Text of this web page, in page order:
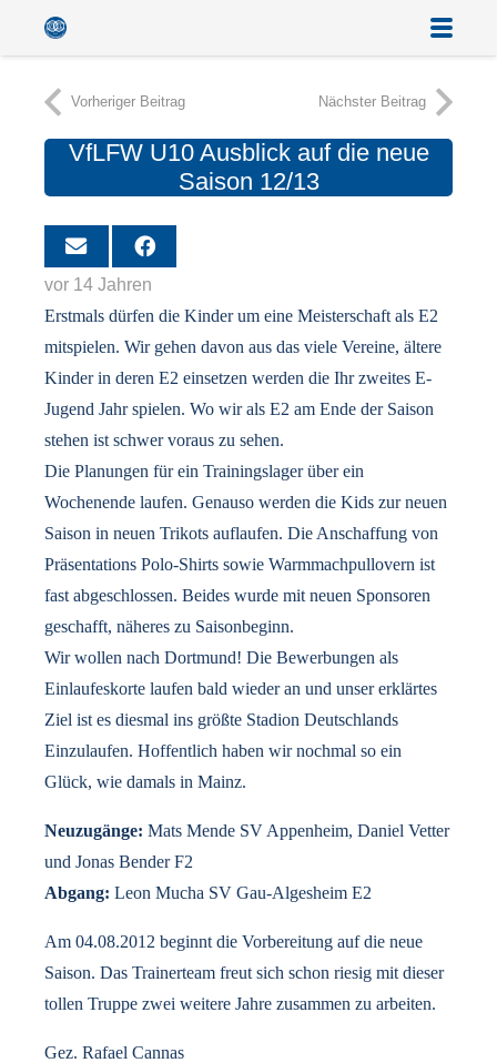
Vorheriger Beitrag Nächster Beitrag
VfLFW U10 Ausblick auf die neue
Saison 12/13
vor 14 Jahren
Erstmals dürfen die Kinder um eine Meisterschaft als E2
mitspielen. Wir gehen davon aus das viele Vereine, ältere
Kinder in deren E2 einsetzen werden die Ihr zweites E-
Jugend Jahr spielen. Wo wir als E2 am Ende der Saison
stehen ist schwer voraus zu sehen.
Die Planungen für ein Trainingslager über ein
Wochenende laufen. Genauso werden die Kids zur neuen
Saison in neuen Trikots auflaufen. Die Anschaffung von
Präsentations Polo-Shirts sowie Warmmachpullovern ist
fast abgeschlossen. Beides wurde mit neuen Sponsoren
geschafft, näheres zu Saisonbeginn.
Wir wollen nach Dortmund! Die Bewerbungen als
Einlaufeskorte laufen bald wieder an und unser erklärtes
Ziel ist es diesmal ins größte Stadion Deutschlands
Einzulaufen. Hoffentlich haben wir nochmal so ein
Glück, wie damals in Mainz.
Neuzugänge: Mats Mende SV Appenheim, Daniel Vetter
und Jonas Bender F2
Abgang: Leon Mucha SV Gau-Algesheim E2
Am 04.08.2012 beginnt die Vorbereitung auf die neue
Saison. Das Trainerteam freut sich schon riesig mit dieser
tollen Truppe zwei weitere Jahre zusammen zu arbeiten.
Gez. Rafael Cannas